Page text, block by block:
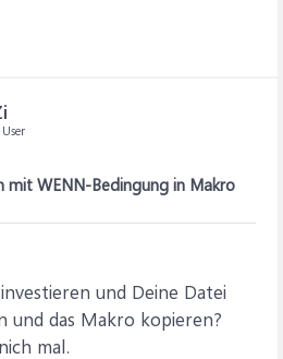
mit WENN-Bedingung in Makro
und Deine Datei
und das Makro kopieren?
mal.